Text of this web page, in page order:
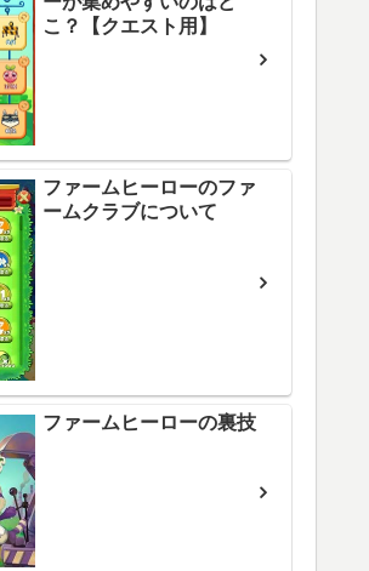
こ？【クエスト用】
ファームヒーローのファ
ームクラブについて
ファームヒーローの裏技